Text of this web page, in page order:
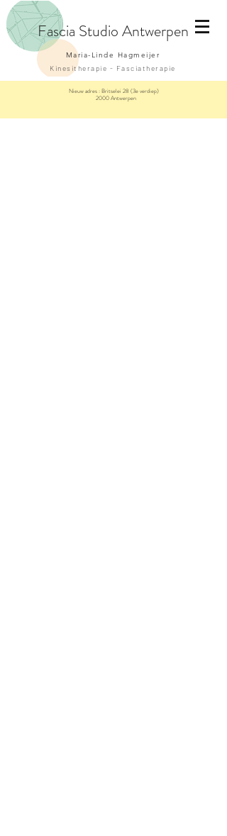
Fascia Studio Antwerpen
Maria-Linde Hagmeijer
Kinesitherapie - Fasciatherapie
Nieuw adres :Britselei 28 (3e verdiep)
2000 Antwerpen